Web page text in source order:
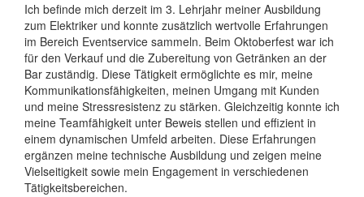
Ich befinde mich derzeit im 3. Lehrjahr meiner Ausbildung
zum Elektriker und konnte zusätzlich wertvolle Erfahrungen
im Bereich Eventservice sammeln. Beim Oktoberfest war ich
für den Verkauf und die Zubereitung von Getränken an der
Bar zuständig. Diese Tätigkeit ermöglichte es mir, meine
Kommunikationsfähigkeiten, meinen Umgang mit Kunden
und meine Stressresistenz zu stärken. Gleichzeitig konnte ich
meine Teamfähigkeit unter Beweis stellen und effizient in
einem dynamischen Umfeld arbeiten. Diese Erfahrungen
ergänzen meine technische Ausbildung und zeigen meine
Vielseitigkeit sowie mein Engagement in verschiedenen
Tätigkeitsbereichen.